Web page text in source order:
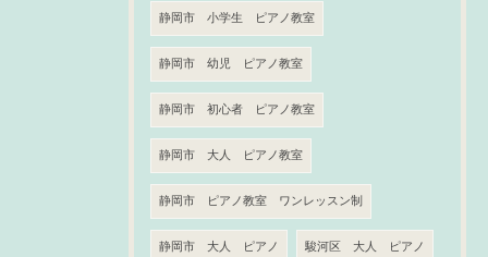
静岡市 小学生 ピアノ教室
静岡市 幼児 ピアノ教室
静岡市 初心者 ピアノ教室
静岡市 大人 ピアノ教室
静岡市 ピアノ教室 ワンレッスン制
静岡市 大人 ピアノ 駿河区 大人 ピアノ